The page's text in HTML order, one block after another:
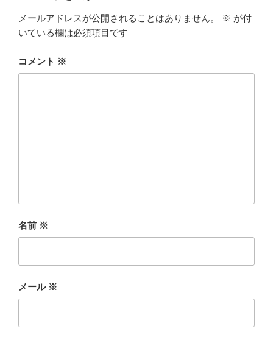
メールアドレスが公開されることはありません。 ※ が付
いている欄は必須項目です
コメント ※
名前 ※
メール ※